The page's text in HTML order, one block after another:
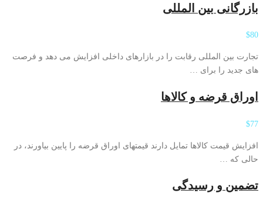
بازرگانی بین المللی
$80
تجارت بین المللی رقابت را در بازارهای داخلی افزایش می دهد و فرصت
های جدید را برای …
اوراق قرضه و کالاها
$77
افزایش قیمت کالاها تمایل دارند قیمتهای اوراق قرضه را پایین بیاورند، در
حالی که …
تضمین و رسیدگی